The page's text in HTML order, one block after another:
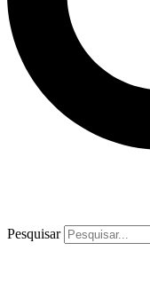
Pesquisar